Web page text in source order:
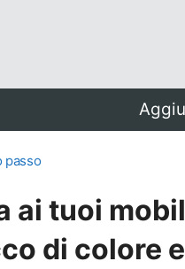
passo
ai tuoi
di colore